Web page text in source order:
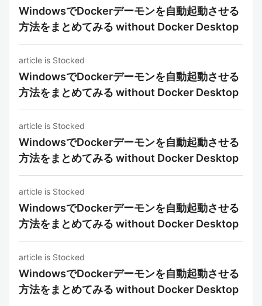
WindowsでDockerデーモンを自動起動させる
方法をまとめてみる without Docker Desktop
article is Stocked
WindowsでDockerデーモンを自動起動させる
方法をまとめてみる without Docker Desktop
article is Stocked
WindowsでDockerデーモンを自動起動させる
方法をまとめてみる without Docker Desktop
article is Stocked
WindowsでDockerデーモンを自動起動させる
方法をまとめてみる without Docker Desktop
article is Stocked
WindowsでDockerデーモンを自動起動させる
方法をまとめてみる without Docker Desktop